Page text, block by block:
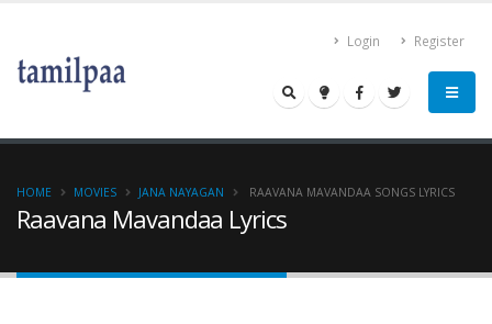
Login Register
Raavana Mavandaa Lyrics
HOME MOVIES JANA NAYAGAN RAAVANA MAVANDAA SONGS LYRICS